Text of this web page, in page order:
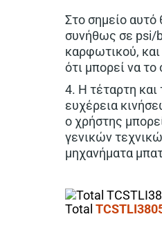
Στο σημείο αυτό
συνήθως σε psi/
καρφωτικού,
ότι μπορεί να
4. Η τέταρτη
ευχέρεια
ο χρήστης
γενικών
μηχανήματα
Total